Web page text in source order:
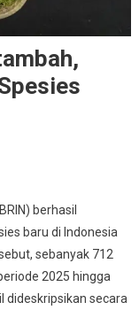
berhasil
baru di Indonesia
sebanyak 712
2025 hingga
dideskripsikan secara